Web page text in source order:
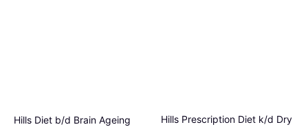
Hills Diet b/d Brain Ageing
Hills Prescription Diet k/d Dry